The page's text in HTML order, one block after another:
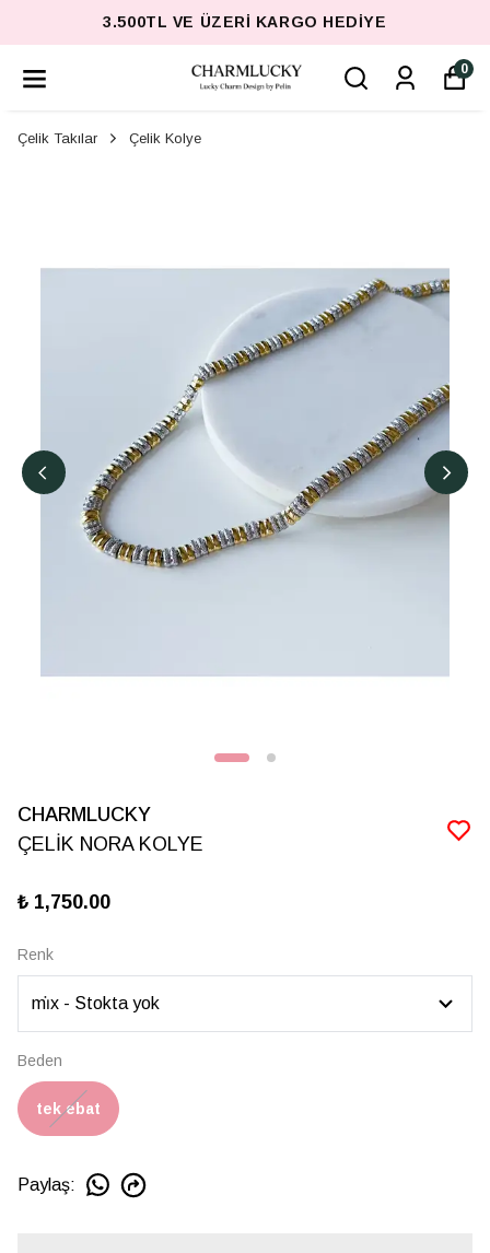
3.500TL VE ÜZERI KARGO HEDIYE
0
Çelik Takılar Çelik Kolye
CHARMLUCKY
ÇELİK NORA KOLYE
₺ 1,750.00
Renk
Beden
tek ebat
Paylaş: